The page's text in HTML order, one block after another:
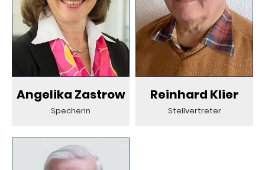
Angelika Zastrow
Specherin
Reinhard Klier
Stellvertreter